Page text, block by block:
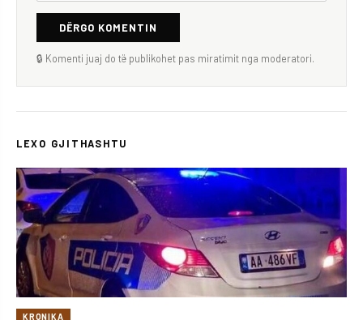
DËRGO KOMENTIN
🔒 Komenti juaj do të publikohet pas miratimit nga moderatori.
LEXO GJITHASHTU
KRONIKA